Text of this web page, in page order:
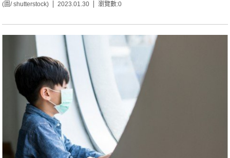
(圖/ shutterstock) 2023.01.30 瀏覽數:0